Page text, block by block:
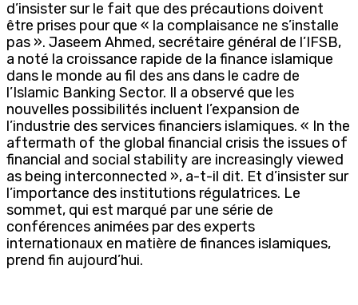
d’insister sur le fait que des précautions doivent
être prises pour que « la complaisance ne s’installe
pas ». Jaseem Ahmed, secrétaire général de l’IFSB,
a noté la croissance rapide de la finance islamique
dans le monde au fil des ans dans le cadre de
l’Islamic Banking Sector. Il a observé que les
nouvelles possibilités incluent l’expansion de
l’industrie des services financiers islamiques. « In the
aftermath of the global financial crisis the issues of
financial and social stability are increasingly viewed
as being interconnected », a-t-il dit. Et d’insister sur
l’importance des institutions régulatrices. Le
sommet, qui est marqué par une série de
conférences animées par des experts
internationaux en matière de finances islamiques,
prend fin aujourd’hui.